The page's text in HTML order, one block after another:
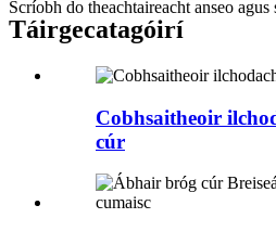
Scríobh do theachtaireacht anseo
Táirgecatagóirí
Cobhsaitheoir
cúr